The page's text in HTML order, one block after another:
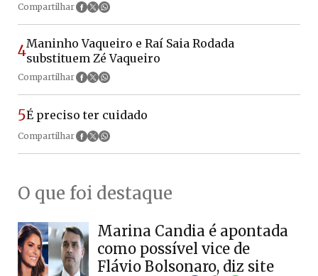
Compartilhar
4Maninho Vaqueiro e Raí Saia Rodada
substituem Zé Vaqueiro
Compartilhar
5É preciso ter cuidado
Compartilhar
O que foi destaque
Marina Candia é apontada
como possível vice de
Flávio Bolsonaro, diz site